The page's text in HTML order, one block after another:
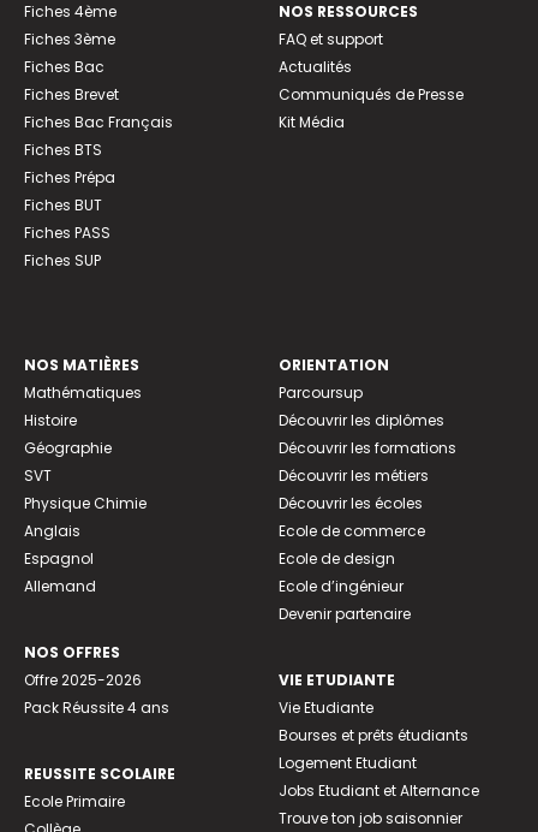
Fiches 4ème
Fiches 3ème
Fiches Bac
Fiches Brevet
Fiches Bac Français
Fiches BTS
Fiches Prépa
Fiches BUT
Fiches PASS
Fiches SUP
NOS RESSOURCES
FAQ et support
Actualités
Communiqués de Presse
Kit Média
NOS MATIÈRES
Mathématiques
Histoire
Géographie
SVT
Physique Chimie
Anglais
Espagnol
Allemand
NOS OFFRES
Offre 2025-2026
Pack Réussite 4 ans
REUSSITE SCOLAIRE
Ecole Primaire
ORIENTATION
Parcoursup
Découvrir les diplômes
Découvrir les formations
Découvrir les métiers
Découvrir les écoles
Ecole de commerce
Ecole de design
Ecole d’ingénieur
Devenir partenaire
VIE ETUDIANTE
Vie Etudiante
Bourses et prêts étudiants
Logement Etudiant
Jobs Etudiant et Alternance
Trouve ton job saisonnier